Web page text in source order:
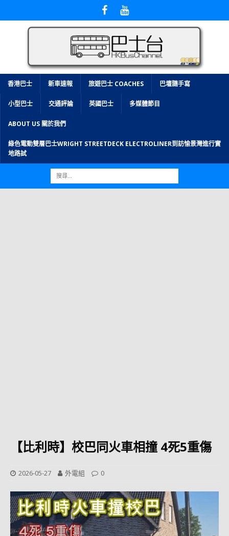
香港巴士 新車速報 旅遊巴士 COACHES 巴壇隨手寫
小型巴士 交通評論 英國巴士 多媒體節目
ABOUT US 關於我們
綠色電動雙層巴士WRIGHT STREETDECK ELECTROLINER到訪愉景灣進行實
地路試
【比利時】校巴同火車相撞 4死5重傷
2026-05-27 外電組 0